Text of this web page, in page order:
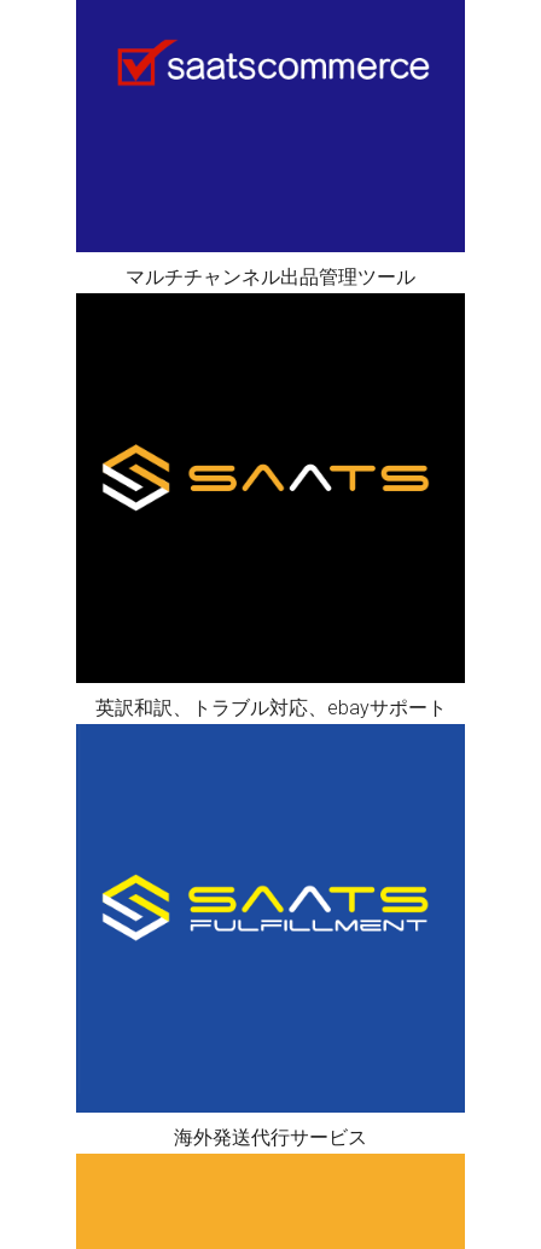
マルチチャンネル出品管理ツール
英訳和訳、トラブル対応、ebayサポート
海外発送代行サービス